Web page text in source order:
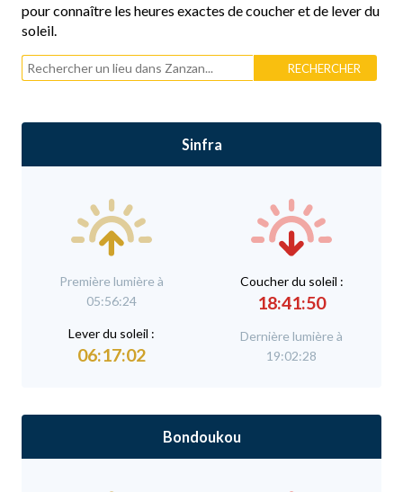
pour connaître les heures exactes de coucher et de lever du
soleil.
Sinfra
Première lumière à
05:56:24
Lever du soleil :
06:17:02
Coucher du soleil :
18:41:50
Dernière lumière à
19:02:28
Bondoukou